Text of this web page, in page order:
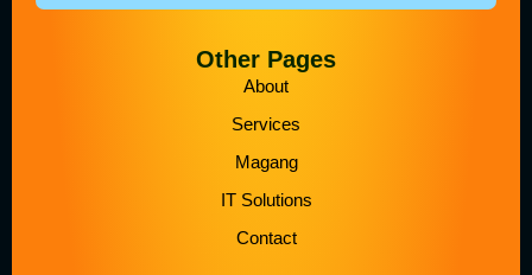
Other Pages
About
Services
Magang
IT Solutions
Contact